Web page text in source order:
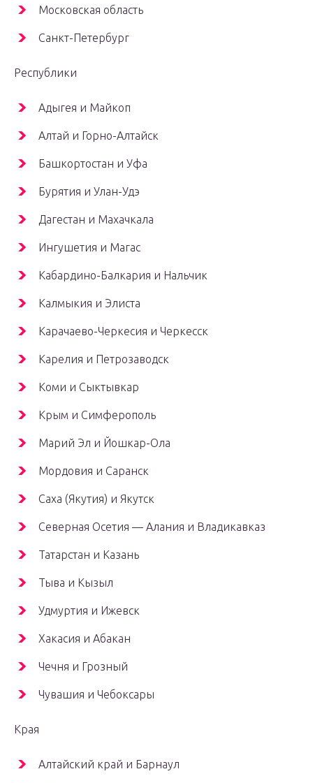
Московская область
Санкт-Петербург
Республики
Адыгея и Майкоп
Алтай и Горно-Алтайск
Башкортостан и Уфа
Бурятия и Улан-Удэ
Дагестан и Махачкала
Ингушетия и Магас
Кабардино-Балкария и Нальчик
Калмыкия и Элиста
Карачаево-Черкесия и Черкесск
Карелия и Петрозаводск
Коми и Сыктывкар
Крым и Симферополь
Марий Эл и Йошкар-Ола
Мордовия и Саранск
Саха (Якутия) и Якутск
Северная Осетия — Алания и Владикавказ
Татарстан и Казань
Тыва и Кызыл
Удмуртия и Ижевск
Хакасия и Абакан
Чечня и Грозный
Чувашия и Чебоксары
Края
Алтайский край и Барнаул